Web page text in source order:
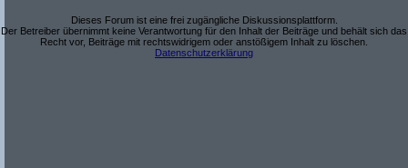
Dieses Forum ist eine frei zugängliche Diskussionsplattform.
Der Betreiber übernimmt keine Verantwortung für den Inhalt der Beiträge und behält sich das
Recht vor, Beiträge mit rechtswidrigem oder anstößigem Inhalt zu löschen.
Datenschutzerklärung